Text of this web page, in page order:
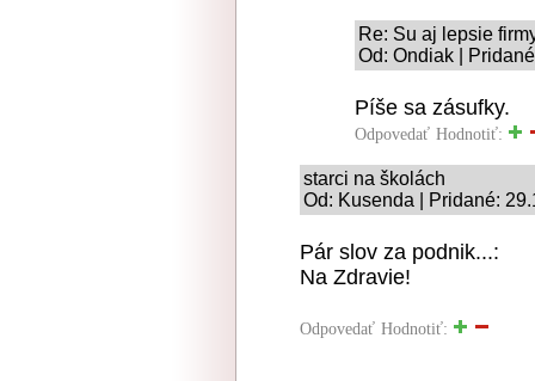
Re: Su aj lepsie
Od: Ondiak |
Píše sa zásufky.
Odpovedať Hodnotiť:
starci na školách
Od: Kusenda | Pridané:
Pár slov za podnik...:
Na Zdravie!
Odpovedať Hodnotiť: